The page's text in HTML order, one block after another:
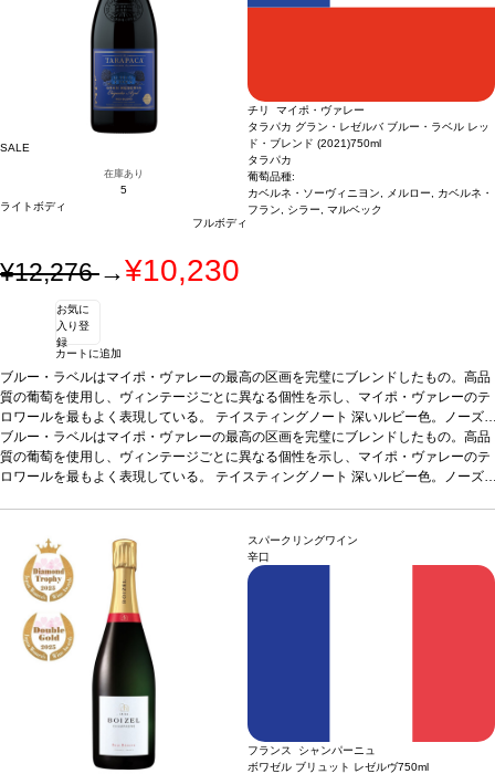
SALE
在庫あり
5
ライトボディ
フルボディ
チリ マイポ・ヴァレー
タラパカ グラン・レゼルバ ブルー・ラベル レッ
ド・ブレンド (2021)750ml
タラパカ
葡萄品種:
カベルネ・ソーヴィニヨン, メルロー, カベルネ・
フラン, シラー, マルベック
¥12,276→¥10,230
お気に
入り登
録
カートに追加
ブルー・ラベルはマイポ・ヴァレーの最高の区画を完璧にブレンドしたもの。高品
質の葡萄を使用し、ヴィンテージごとに異なる個性を示し、マイポ・ヴァレーのテ
ロワールを最もよく表現している。 テイスティングノート 深いルビー色。ノーズ
は凝縮していて複雑さを示し、エレガントでフルーティ。イチゴやベリーのような
赤果実、カシス、ブラックベリー、プラムのような黒果実と、胡椒やディルのよう
なスパイスの幅広い芳醇な味わいを持つ。フルーティーで多様なアロマの後に、オ
ェリーとチョコレートの風味に、エレガントでフレッシュな長い余韻の後味が続
く。合う料理 赤身肉、グリル野菜、シャルキュトリ、熟成チーズ、豆類
78% カベルネ・ソーヴィニヨン、13% プティ・ヴェルド、4% マルベック、4% メ
ルロー、1% カベルネ・フラン
*本ヴィンテージが在庫切れの場合、在庫があり価格が同様の場合は自動的に次の
ヴィンテージに変更されます、ご了承ください。
ブルー・ラベルはマイポ・ヴァレーの最高の区画を完璧にブレンドしたもの。高品
質の葡萄を使用し、ヴィンテージごとに異なる個性を示し、マイポ・ヴァレーのテ
ロワールを最もよく表現している。 テイスティングノート 深いルビー色。ノーズ
なスパイスの幅広い芳醇な味わいを持つ。フルーティーで多様なアロマの後に、オ
ーク樽熟成によるバニラ、ダークチョコレート、ココナッツの層が重なる。心地よ
い酸味と繊細で均整のとれた骨格のあるタンニンが感じられる、爽やかな一本。チ
ェリーとチョコレートの風味に、エレガントでフレッシュな長い余韻の後味が続
く。合う料理 赤身肉、グリル野菜、シャルキュトリ、熟成チーズ、豆類
78% カベルネ・ソーヴィニヨン、13% プティ・ヴェルド、4% マルベック、4% メ
ルロー、1% カベルネ・フラン
スパークリングワイン
辛口
フランス シャンパーニュ
ボワゼル ブリュット レゼルヴ750ml